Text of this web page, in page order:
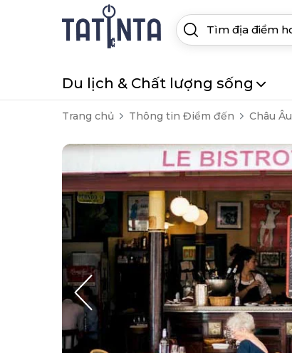
Du lịch & Chất lượng sống
Trang chủ Thông tin Điểm đến Châu Âu